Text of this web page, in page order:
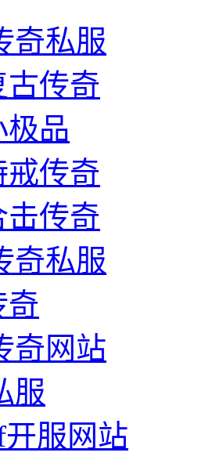
奇私服
古传奇
极品
戒传奇
击传奇
奇私服
奇
奇网站
服
服网站